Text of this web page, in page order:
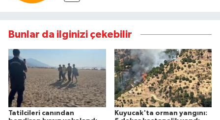
Bunlar da ilginizi çekebilir
Tatilcileri canından
Kuyucak'ta orman yangını: